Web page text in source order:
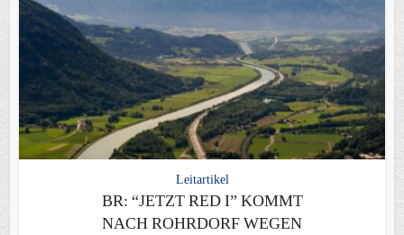
Leitartikel
BR: “JETZT RED I” KOMMT
NACH ROHRDORF WEGEN